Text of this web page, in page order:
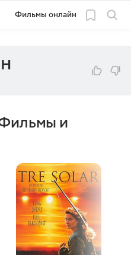
Фильмы онлайн
и